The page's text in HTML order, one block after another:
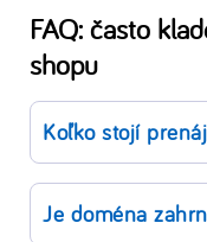
FAQ: často
shopu
Koľko stojí
Je doména